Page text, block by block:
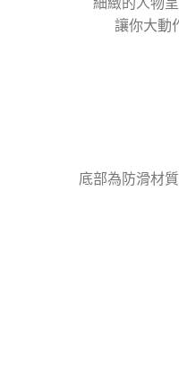
讓你大動
底部為防滑材